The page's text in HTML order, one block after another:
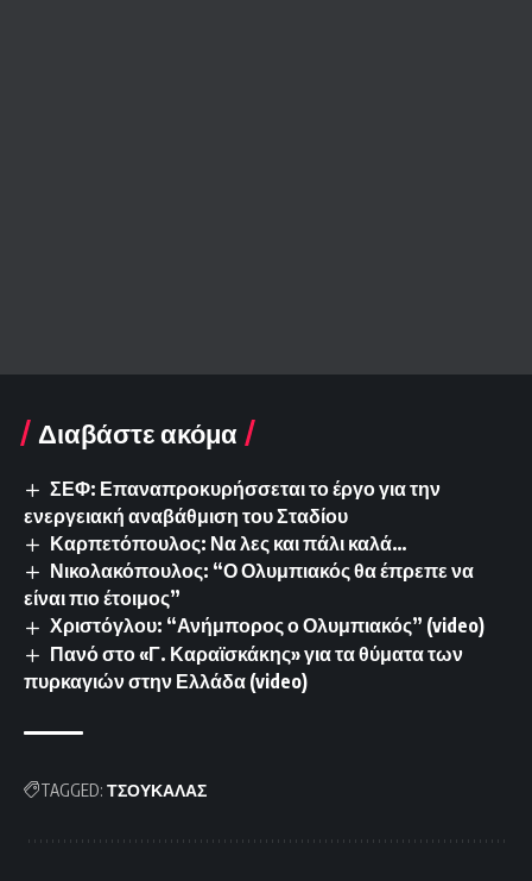
Διαβάστε ακόμα
ΣΕΦ: Επαναπροκυρήσσεται το έργο για την
ενεργειακή αναβάθμιση του Σταδίου
Καρπετόπουλος: Να λες και πάλι καλά…
Νικολακόπουλος: “Ο Ολυμπιακός θα έπρεπε να
είναι πιο έτοιμος”
Χριστόγλου: “Ανήμπορος ο Ολυμπιακός” (video)
Πανό στο «Γ. Καραϊσκάκης» για τα θύματα των
πυρκαγιών στην Ελλάδα (video)
TAGGED: ΤΣΟΥΚΑΛΑΣ